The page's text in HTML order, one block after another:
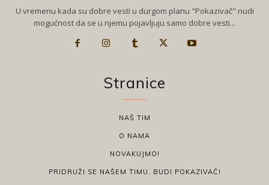
U vremenu kada su dobre vesti u durgom planu "Pokazivač" nudi
mogućnost da se u njemu pojavljuju samo dobre vesti...
Stranice
NAŠ TIM
O NAMA
NOVAKUJMO!
PRIDRUŽI SE NAŠEM TIMU, BUDI POKAZIVAČ!